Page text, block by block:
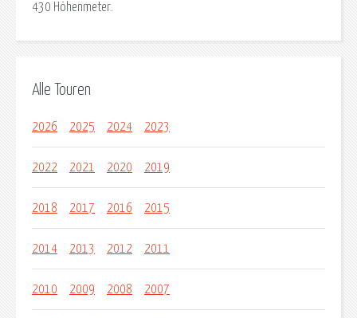
430 Höhenmeter.
Alle Touren
2026 2025 2024 2023
2022 2021 2020 2019
2018 2017 2016 2015
2014 2013 2012 2011
2010 2009 2008 2007